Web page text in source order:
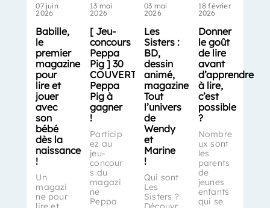
07 juin
2026
Babille,
le
premier
magazine
pour
lire et
jouer
avec
son
bébé
dès la
naissance
!
Un
magazi
ne pour
13 mai
2026
[ Jeu-
concours
Peppa
Pig ] 30
COUVERTS
Peppa
Pig à
gagner
!
Particip
ez au
jeu-
concour
s du
magazi
ne
Peppa
03 mai
2026
Les
Sisters :
BD,
dessin
animé,
magazine…
Tout
l’univers
de
Wendy
et
Marine
!
Qui sont
Les
Sisters ?
18 février
2026
Donner
le goût
de lire
avant
d’apprendre
à lire,
c’est
possible
?
Nombre
ux sont
les
parents
de
jeunes
enfants
qui se